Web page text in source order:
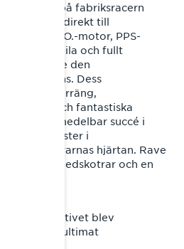
baserad på fabriksracern
direkt till
593 H.O.-motor, PPS-
och stabila och fullt
levererade den
vid leverans. Dess
i oländig terräng,
och fantastiska
till en omedelbar succé i
både tester i
och förarnas hjärtan. Rave
för sportledskotrar och en
blev
modell för ultimat